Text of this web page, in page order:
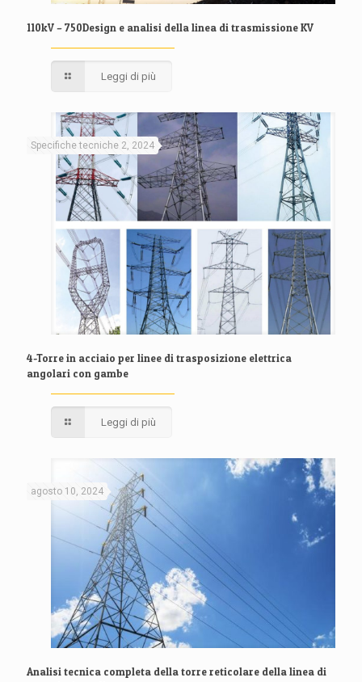
110kV – 750Design e analisi della linea di trasmissione KV
Leggi di più
Specifiche tecniche 2, 2024
4-Torre in acciaio per linee di trasposizione elettrica
angolari con gambe
Leggi di più
agosto 10, 2024
Analisi tecnica completa della torre reticolare della linea di